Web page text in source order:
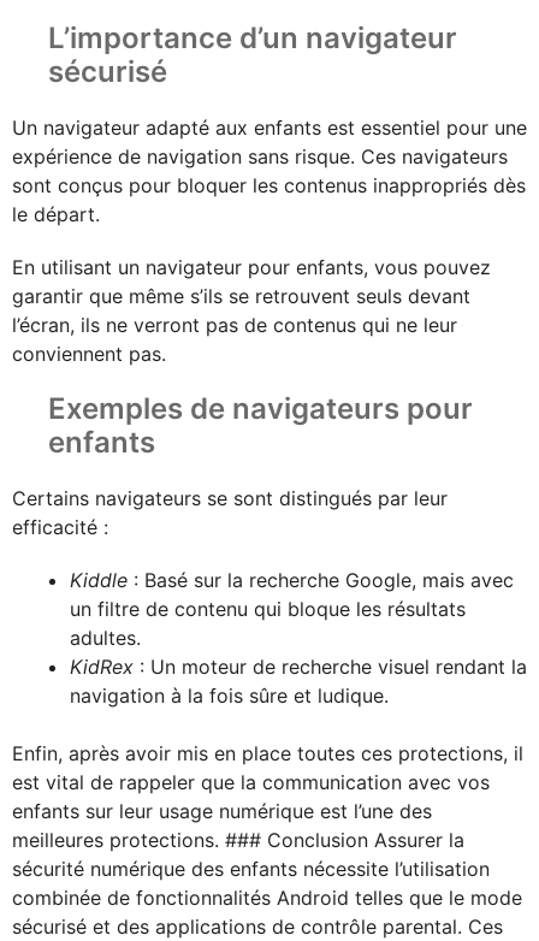
L’importance d’un navigateur
sécurisé
Un navigateur adapté aux enfants est essentiel pour une
expérience de navigation sans risque. Ces navigateurs
sont conçus pour bloquer les contenus inappropriés dès
le départ.
En utilisant un navigateur pour enfants, vous pouvez
garantir que même s’ils se retrouvent seuls devant
l’écran, ils ne verront pas de contenus qui ne leur
conviennent pas.
Exemples de navigateurs pour
enfants
Certains navigateurs se sont distingués par leur
efficacité :
Kiddle : Basé sur la recherche Google, mais avec
un filtre de contenu qui bloque les résultats
adultes.
KidRex : Un moteur de recherche visuel rendant la
navigation à la fois sûre et ludique.
Enfin, après avoir mis en place toutes ces protections, il
est vital de rappeler que la communication avec vos
enfants sur leur usage numérique est l’une des
meilleures protections. ### Conclusion Assurer la
sécurité numérique des enfants nécessite l’utilisation
combinée de fonctionnalités Android telles que le mode
sécurisé et des applications de contrôle parental. Ces